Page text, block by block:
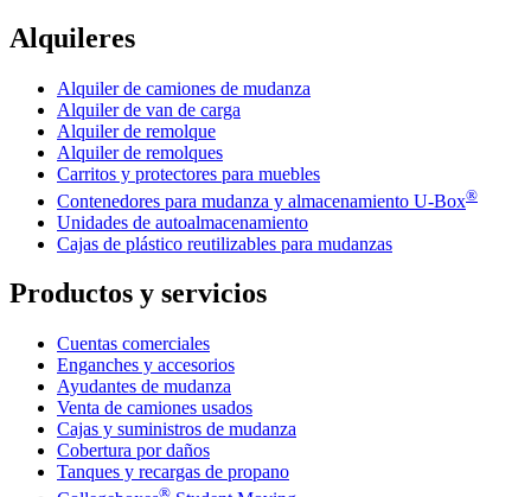
Alquileres
Alquiler de camiones de mudanza
Alquiler de van de carga
Alquiler de remolque
Alquiler de remolques
Carritos y protectores para muebles
Contenedores para mudanza y almacenamiento U-Box®
Unidades de autoalmacenamiento
Cajas de plástico reutilizables para mudanzas
Productos y servicios
Cuentas comerciales
Enganches y accesorios
Ayudantes de mudanza
Venta de camiones usados
Cajas y suministros de mudanza
Cobertura por daños
Tanques y recargas de propano
®